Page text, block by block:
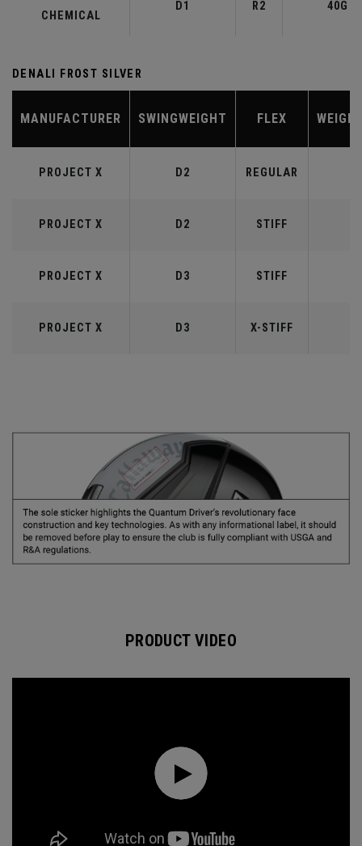
CHEMICAL
D1 R2 40G
DENALI FROST SILVER
MANUFACTURER SWINGWEIGHT FLEX
PROJECT X D2 REGULAR
PROJECT X D2 STIFF
PROJECT X D3 STIFF
PROJECT X D3 X-STIFF
PRODUCT VIDEO